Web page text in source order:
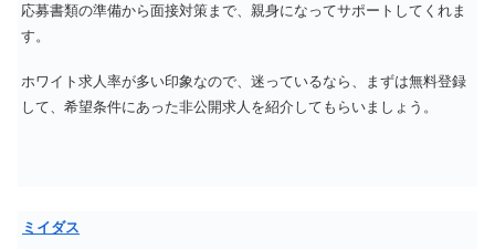
応募書類の準備から面接対策まで、親身になってサポートしてくれま
す。
ホワイト求人率が多い印象なので、迷っているなら、まずは無料登録
して、希望条件にあった非公開求人を紹介してもらいましょう。
ミイダス